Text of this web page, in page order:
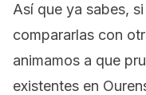
Así que ya sabes,
compararlas con
animamos a que
existentes en